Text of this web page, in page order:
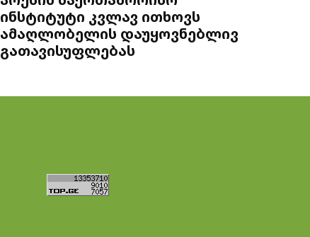
ინსტიტუტი კვლავ ითხოვს
ამაღლობელის დაუყოვნებლივ
გათავისუფლებას